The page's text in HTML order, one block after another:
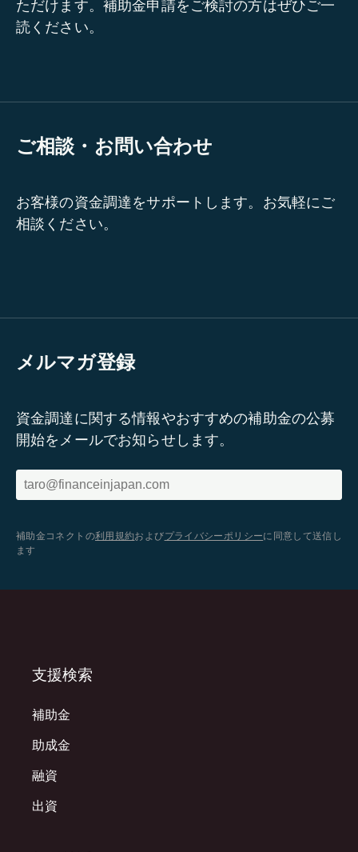
ただけます。補助金申請をご検討の方はぜひご一
読ください。
ご相談・お問い合わせ
お客様の資金調達をサポートします。お気軽にご
相談ください。
メルマガ登録
資金調達に関する情報やおすすめの補助金の公募
開始をメールでお知らせします。
補助金コネクトの利用規約およびプライバシーポリシーに同意して送信し
ます
支援検索
補助金
助成金
融資
出資